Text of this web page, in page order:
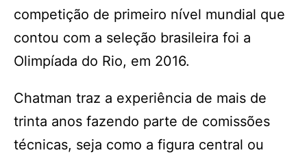
competição de primeiro nível mundial que
contou com a seleção brasileira foi a
Olimpíada do Rio, em 2016.
Chatman traz a experiência de mais de
trinta anos fazendo parte de comissões
técnicas, seja como a figura central ou